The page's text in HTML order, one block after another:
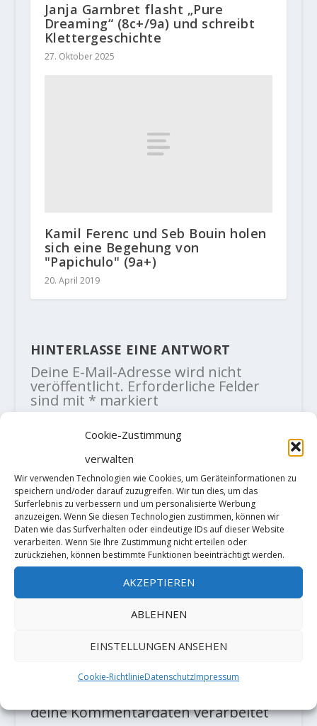
Cookie-Zustimmung
verwalten
Wir verwenden Technologien wie Cookies, um Geräteinformationen zu
speichern und/oder darauf zuzugreifen. Wir tun dies, um das
Surferlebnis zu verbessern und um personalisierte Werbung
anzuzeigen. Wenn Sie diesen Technologien zustimmen, können wir
Daten wie das Surfverhalten oder eindeutige IDs auf dieser Website
verarbeiten. Wenn Sie Ihre Zustimmung nicht erteilen oder
zurückziehen, können bestimmte Funktionen beeinträchtigt werden.
AKZEPTIEREN
ABLEHNEN
EINSTELLUNGEN ANSEHEN
Cookie-RichtlinieDatenschutzImpressum
Janja Garnbret flasht „Pure
Dreaming“ (8c+/9a) und schreibt
Klettergeschichte
27. Oktober 2025
Kamil Ferenc und Seb Bouin holen
sich eine Begehung von
"Papichulo" (9a+)
20. April 2019
HINTERLASSE EINE ANTWORT
Deine E-Mail-Adresse wird nicht
veröffentlicht. Erforderliche Felder
sind mit * markiert
Erfahre, wie
deine Kommentardaten verarbeitet